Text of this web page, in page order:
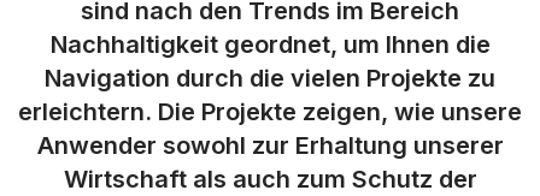
sind nach den Trends im Bereich
Nachhaltigkeit geordnet, um Ihnen die
Navigation durch die vielen Projekte zu
erleichtern. Die Projekte zeigen, wie unsere
Anwender sowohl zur Erhaltung unserer
Wirtschaft als auch zum Schutz der